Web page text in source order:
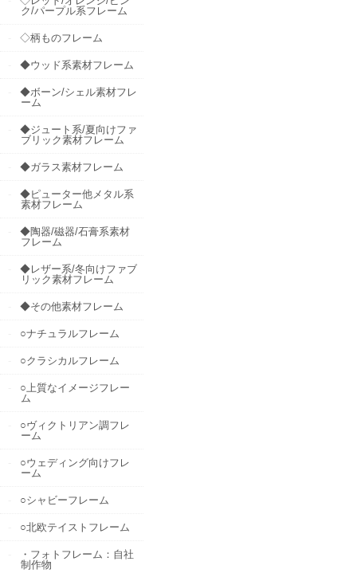
ク/パープル系フレーム
◇柄ものフレーム
◆ウッド系素材フレーム
◆ボーン/シェル素材フレ
ーム
◆ジュート系/夏向けファ
ブリック素材フレーム
◆ガラス素材フレーム
◆ピューター他メタル系
素材フレーム
◆陶器/磁器/石膏系素材
フレーム
◆レザー系/冬向けファブ
リック素材フレーム
◆その他素材フレーム
○ナチュラルフレーム
○クラシカルフレーム
○上質なイメージフレー
ム
○ヴィクトリアン調フレ
ーム
○ウェディング向けフレ
ーム
○シャビーフレーム
○北欧テイストフレーム
・フォトフレーム：自社
制作物